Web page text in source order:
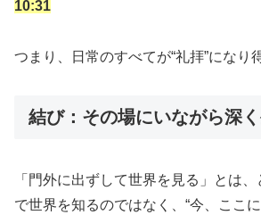
10:31
つまり、日常のすべてが“礼拝”になり
結び：その場にいながら深
「門外に出ずして世界を見る」とは、
で世界を知るのではなく、“今、ここ